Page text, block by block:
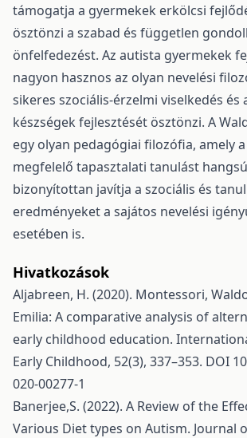
támogatja a gyermekek erkölcsi
ösztönzi a szabad és független
önfelfedezést. Az autista gyermekek
nagyon hasznos az olyan nevelési
sikeres szociális-érzelmi viselkedés és
készségek fejlesztését ösztönzi. A
egy olyan pedagógiai filozófia, amely
megfelelő tapasztalati tanulást
bizonyítottan javítja a szociális és
eredményeket a sajátos nevelési
esetében is.
Hivatkozások
Aljabreen, H. (2020). Montessori,
Emilia: A comparative analysis of
early childhood education.
Early Childhood, 52(3), 337–353. DOI
020-00277-1
Banerjee,S. (2022). A Review of the
Various Diet types on Autism. Journal